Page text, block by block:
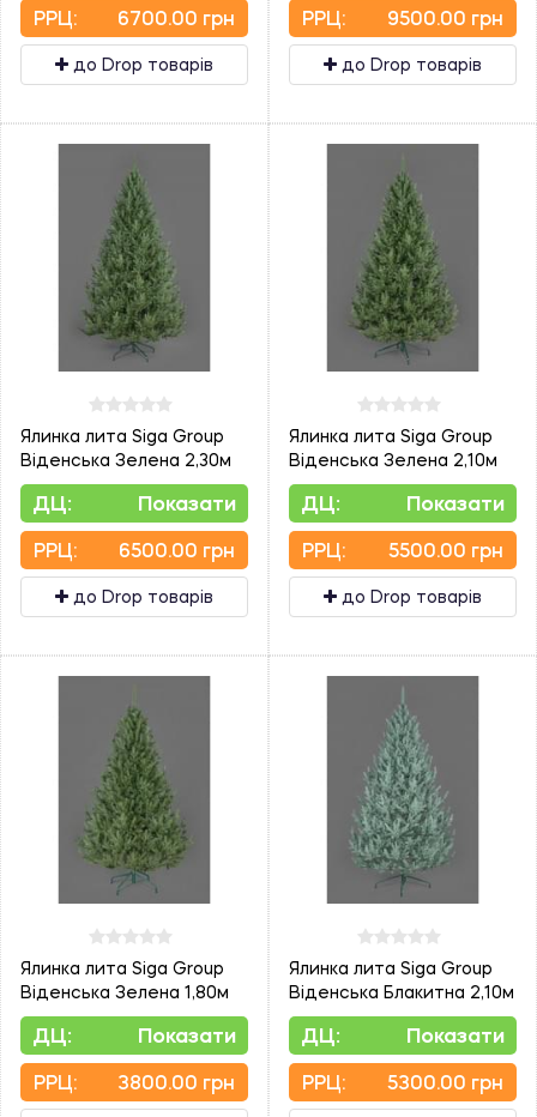
PPЦ: 6700.00 грн
до Drop товарів
PPЦ: 9500.00 грн
до Drop товарів
Ялинка лита Siga Group
Віденська Зелена 2,30м
ДЦ: Показати
PPЦ: 6500.00 грн
до Drop товарів
Ялинка лита Siga Group
Віденська Зелена 2,10м
ДЦ: Показати
PPЦ: 5500.00 грн
до Drop товарів
Ялинка лита Siga Group
Віденська Зелена 1,80м
ДЦ: Показати
PPЦ: 3800.00 грн
Ялинка лита Siga Group
Віденська Блакитна 2,10м
ДЦ: Показати
PPЦ: 5300.00 грн